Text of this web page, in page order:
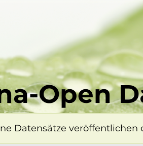
Open
Datensätze veröffentlichen